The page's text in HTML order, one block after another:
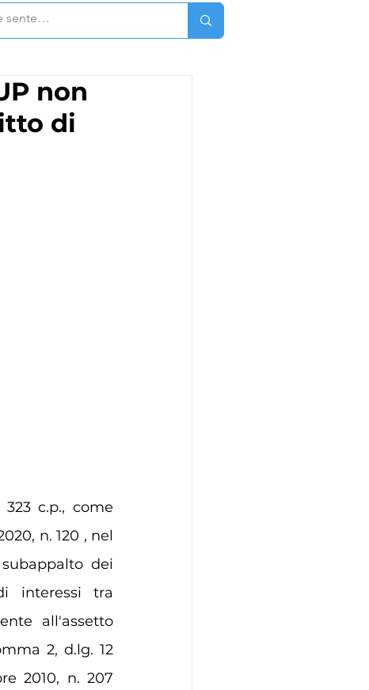
non
di
c.p., come
n. 120 , nel
dei
interessi tra
all'assetto
2, d.lg. 12
2010, n. 207